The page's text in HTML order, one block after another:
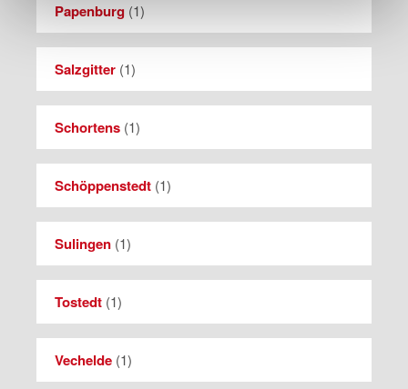
Papenburg (1)
Salzgitter (1)
Schortens (1)
Schöppenstedt (1)
Sulingen (1)
Tostedt (1)
Vechelde (1)